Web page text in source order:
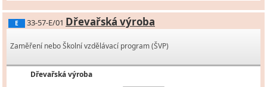
E 33-57-E/01 Dřevařská výroba
Zaměření nebo Školní vzdělávací program (ŠVP)
Dřevařská výroba